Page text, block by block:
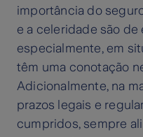
importância do
e a celeridade são
especialmente, em
têm uma conotação
Adicionalmente, na
prazos legais e
cumpridos, sempre